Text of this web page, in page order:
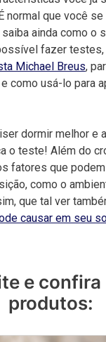
normal que você
ainda como o
fazer testes,
Michael Breus,
como usá-lo para
dormir melhor e
o teste! Além do
fatores que
como o
que tal ver
causar em seu
e confira
produtos: